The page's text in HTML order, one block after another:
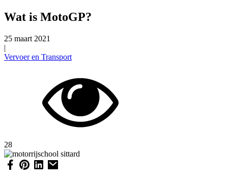
Wat is MotoGP?
25 maart 2021
|
Vervoer en Transport
28